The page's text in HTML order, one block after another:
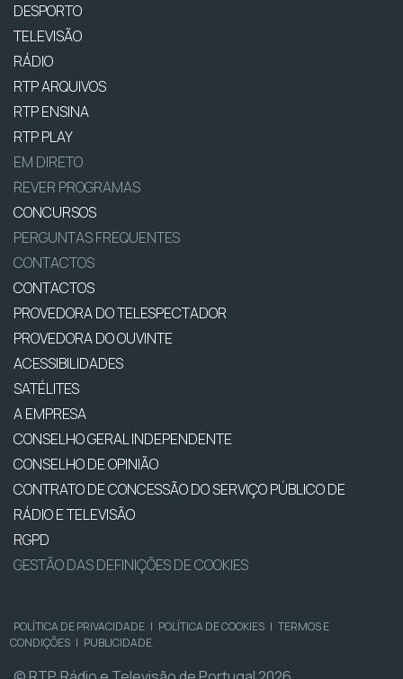
DESPORTO
TELEVISÃO
RÁDIO
RTP ARQUIVOS
RTP ENSINA
RTP PLAY
EM DIRETO
REVER PROGRAMAS
CONCURSOS
PERGUNTAS FREQUENTES
CONTACTOS
CONTACTOS
PROVEDORA DO TELESPECTADOR
PROVEDORA DO OUVINTE
ACESSIBILIDADES
SATÉLITES
A EMPRESA
CONSELHO GERAL INDEPENDENTE
CONSELHO DE OPINIÃO
CONTRATO DE CONCESSÃO DO SERVIÇO PÚBLICO DE
RÁDIO E TELEVISÃO
RGPD
GESTÃO DAS DEFINIÇÕES DE COOKIES
POLÍTICA DE PRIVACIDADE | POLÍTICA DE COOKIES | TERMOS E
CONDIÇÕES | PUBLICIDADE